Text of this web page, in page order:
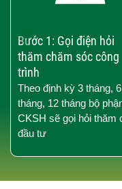
Bước 1: Gọi điện hỏi
thăm chăm sóc công
trình
Theo định kỳ 3 tháng, 6
tháng, 12 tháng bộ
CKSH sẽ gọi hỏi thăm
đầu tư
‹